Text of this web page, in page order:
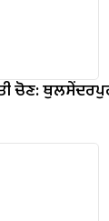
ਚੋਣ: